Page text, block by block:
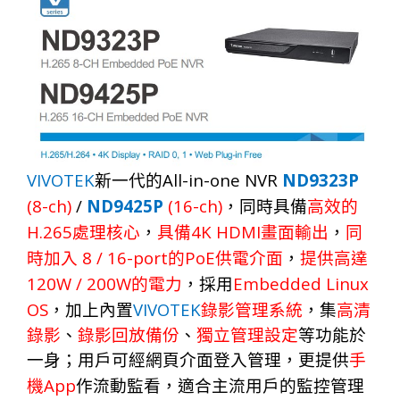
VIVOTEK新一代的All-in-one NVR ND9323P
(8-ch) / ND9425P (16-ch) ， 同時具備高效的
H.265處理核心 ， 具備4K HDMI畫面輸出 ， 同
時加入 8 / 16-port的PoE供電介面 ， 提供高達
120W / 200W的電力 ，採用 Embedded Linux
OS ， 加上內置VIVOTEK錄影管理系統 ，集高清
錄影 、 錄影回放備份 、 獨立管理設定等功能於
一身； 用戶可經網頁介面登入管理，更提供手
機App作流動監看，適合主流用戶的監控管理